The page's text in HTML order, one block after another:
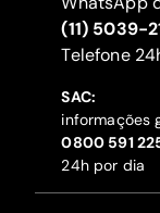
(11) 5039-
‍Telefone
SAC:
informações
‍0800 591
24h por dia